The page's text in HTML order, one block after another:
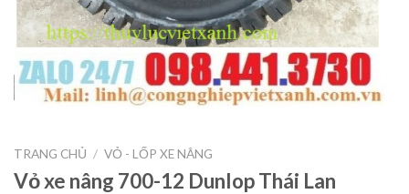
TRANG CHỦ / VỎ - LỐP XE NÂNG
Vỏ xe nâng 700-12 Dunlop Thái Lan